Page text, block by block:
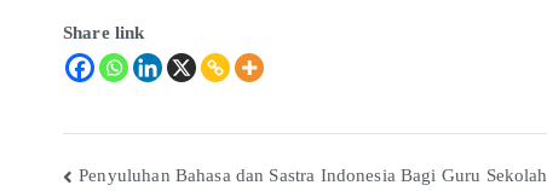
Share link
Penyuluhan Bahasa dan Sastra Indonesia Bagi Guru